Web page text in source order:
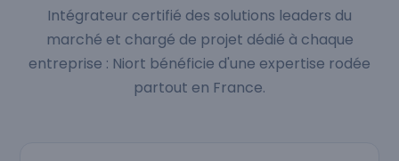
Intégrateur certifié des solutions leaders du
marché et chargé de projet dédié à chaque
entreprise : Niort bénéficie d'une expertise rodée
partout en France.